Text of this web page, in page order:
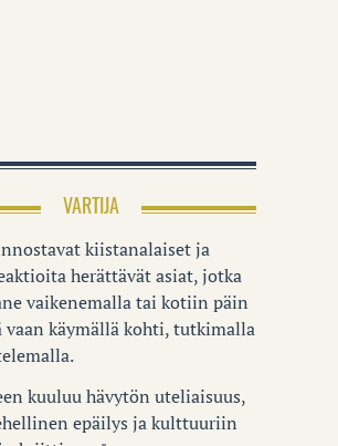
VARTIJA
kiistanalaiset ja
herättävät asiat, jotka
vaikenemalla tai kotiin päin
vaan käymällä kohti, tutkimalla
kuuluu hävytön uteliaisuus,
epäilys ja kulttuuriin